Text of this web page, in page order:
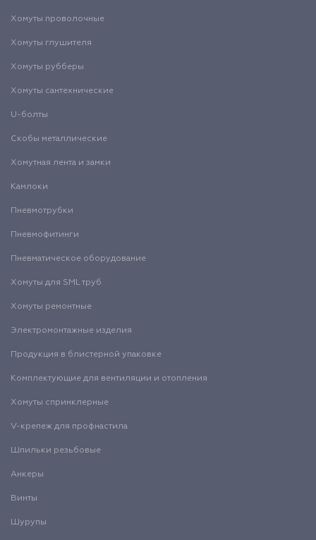
Хомуты проволочные
Хомуты глушителя
Хомуты рубберы
Хомуты сантехнические
U-болты
Скобы металлические
Хомутная лента и замки
Камлоки
Пневмотрубки
Пневмофитинги
Пневматическое оборудование
Хомуты для SML труб
Хомуты ремонтные
Электромонтажные изделия
Продукция в блистерной упаковке
Комплектующие для вентиляции и отопления
Хомуты спринклерные
V-крепеж для профнастила
Шпильки резьбовые
Анкеры
Винты
Шурупы